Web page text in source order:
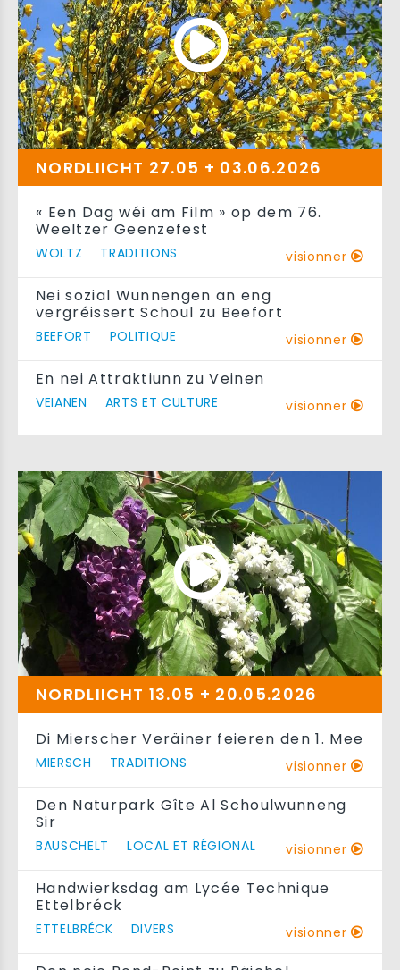
NORDLIICHT 27.05 + 03.06.2026
« Een Dag wéi am Film » op dem 76.
Weeltzer Geenzefest
WOLTZ TRADITIONS visionner
Nei sozial Wunnengen an eng
vergréissert Schoul zu Beefort
BEEFORT POLITIQUE visionner
En nei Attraktiunn zu Veinen
VEIANEN ARTS ET CULTURE visionner
NORDLIICHT 13.05 + 20.05.2026
Di Mierscher Veräiner feieren den 1. Mee
MIERSCH TRADITIONS visionner
Den Naturpark Gîte Al Schoulwunneng
Sir
BAUSCHELT LOCAL ET RÉGIONAL visionner
Handwierksdag am Lycée Technique
Ettelbréck
ETTELBRÉCK DIVERS visionner